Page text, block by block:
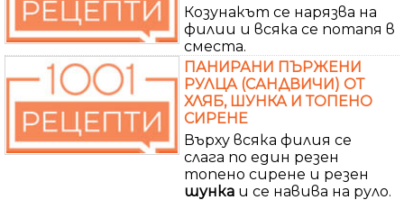
Козунакът се нарязва на
филии и всяка се потапя в
сместа.
ПАНИРАНИ ПЪРЖЕНИ
РУЛЦА (САНДВИЧИ) ОТ
ХЛЯБ, ШУНКА И ТОПЕНО
СИРЕНЕ
Върху всяка филия се
слага по един резен
топено сирене и резен
шунка и се навива на руло.